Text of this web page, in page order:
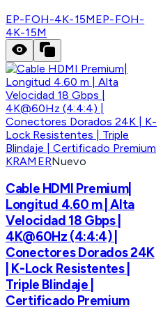
EP-FOH-4K-15MEP-FOH-
4K-15M
KRAMERNuevo
Cable HDMI Premium|
Longitud 4.60 m | Alta
Velocidad 18 Gbps |
4K@60Hz (4:4:4) |
Conectores Dorados 24K
| K-Lock Resistentes |
Triple Blindaje |
Certificado Premium